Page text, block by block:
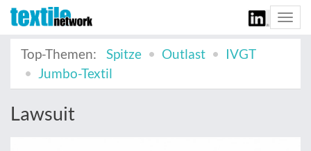
Top-Themen:
Spitze Outlast
IVGT
Jumbo-Textil
Lawsuit